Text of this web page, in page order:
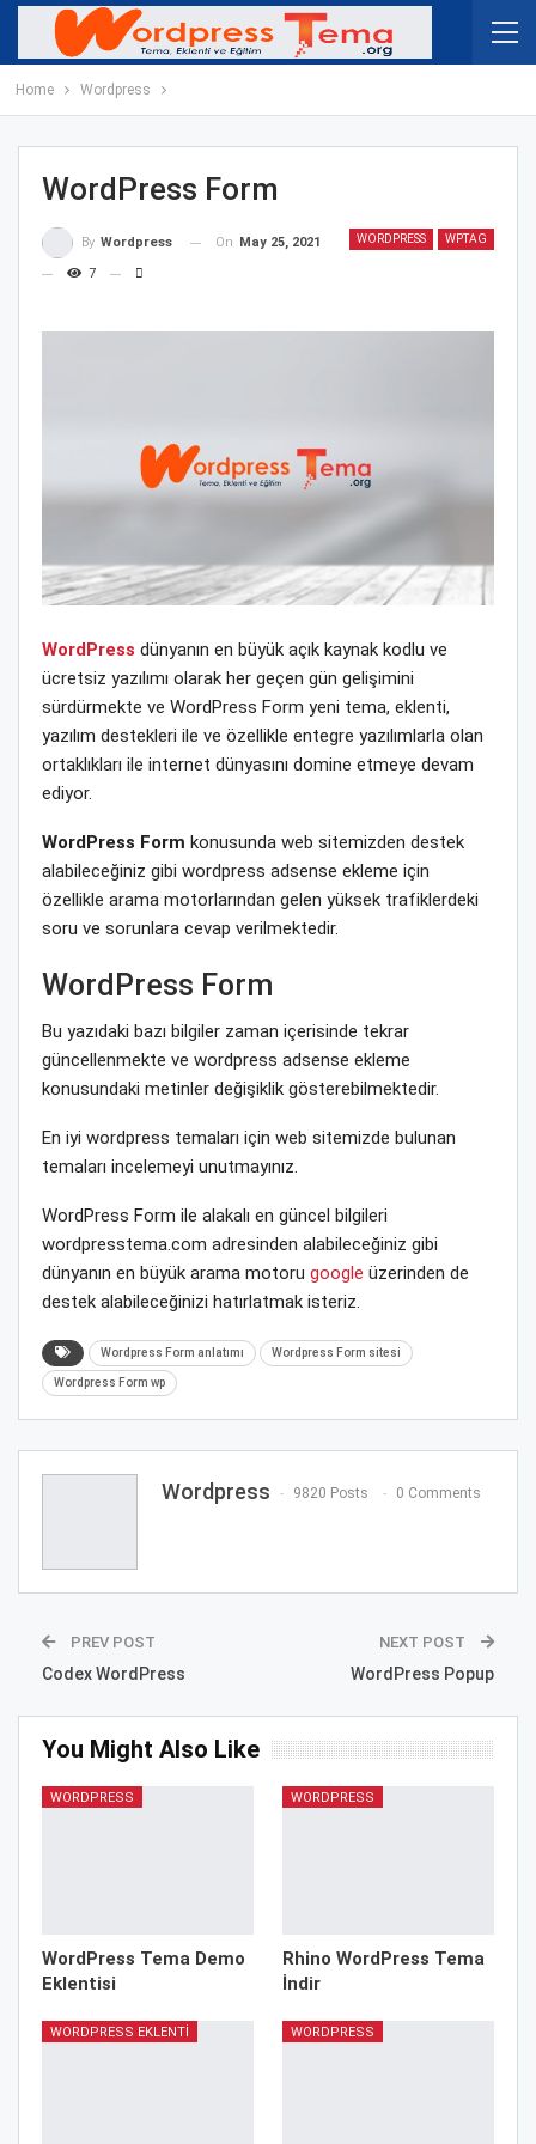
Home Wordpress
WordPress Form
WORDPRESS WPTAG
By Wordpress On May 25, 2021
7
WordPress dünyanın en büyük açık kaynak kodlu ve
ücretsiz yazılımı olarak her geçen gün gelişimini
sürdürmekte ve WordPress Form yeni tema, eklenti,
yazılım destekleri ile ve özellikle entegre yazılımlarla olan
ortaklıkları ile internet dünyasını domine etmeye devam
ediyor.
WordPress Form konusunda web sitemizden destek
alabileceğiniz gibi wordpress adsense ekleme için
özellikle arama motorlarından gelen yüksek trafiklerdeki
soru ve sorunlara cevap verilmektedir.
WordPress Form
Bu yazıdaki bazı bilgiler zaman içerisinde tekrar
güncellenmekte ve wordpress adsense ekleme
konusundaki metinler değişiklik gösterebilmektedir.
En iyi wordpress temaları için web sitemizde bulunan
temaları incelemeyi unutmayınız.
WordPress Form ile alakalı en güncel bilgileri
wordpresstema.com adresinden alabileceğiniz gibi
dünyanın en büyük arama motoru google üzerinden de
destek alabileceğinizi hatırlatmak isteriz.
Wordpress Form anlatımı Wordpress Form sitesi
Wordpress Form wp
Wordpress 9820 Posts 0 Comments
PREV POST
Codex WordPress
NEXT POST
WordPress Popup
You Might Also Like
WORDPRESS
WordPress Tema Demo
Eklentisi
WORDPRESS
Rhino WordPress Tema
İndir
WORDPRESS EKLENTI WORDPRESS